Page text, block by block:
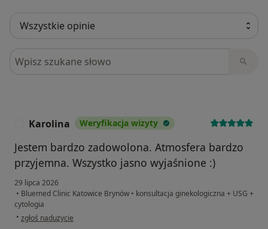
Szukaj w opiniach
Karolina Weryfikacja wizyty
Jestem bardzo zadowolona. Atmosfera bardzo
przyjemna. Wszystko jasno wyjaśnione :)
29 lipca 2026
• Bluemed Clinic Katowice Brynów • konsultacja ginekologiczna + USG +
cytologia
• w opinii użytkownika Karolina
zgłoś nadużycie